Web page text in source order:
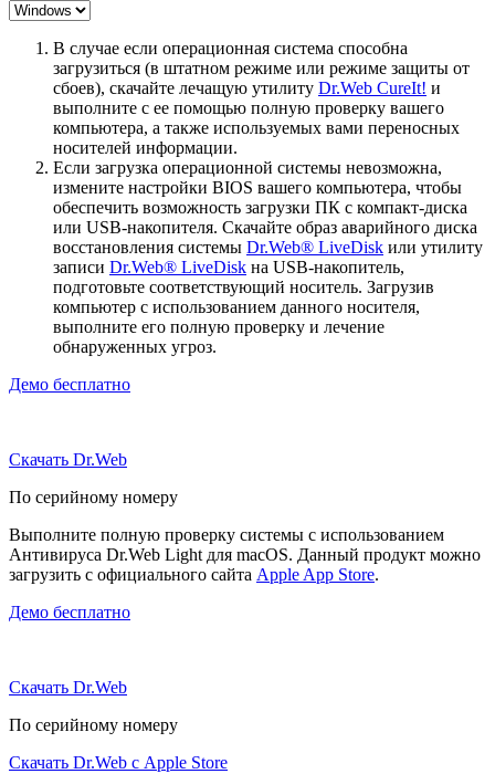
В случае если операционная система способна
загрузиться (в штатном режиме или режиме защиты от
сбоев), скачайте лечащую утилиту Dr.Web CureIt! и
выполните с ее помощью полную проверку вашего
компьютера, а также используемых вами переносных
носителей информации.
Если загрузка операционной системы невозможна,
измените настройки BIOS вашего компьютера, чтобы
обеспечить возможность загрузки ПК с компакт-диска
или USB-накопителя. Скачайте образ аварийного диска
восстановления системы Dr.Web® LiveDisk или утилиту
записи Dr.Web® LiveDisk на USB-накопитель,
подготовьте соответствующий носитель. Загрузив
компьютер с использованием данного носителя,
выполните его полную проверку и лечение
обнаруженных угроз.
Демо бесплатно
Скачать Dr.Web
По серийному номеру
Выполните полную проверку системы с использованием
Антивируса Dr.Web Light для macOS. Данный продукт можно
загрузить с официального сайта Apple App Store.
Демо бесплатно
Скачать Dr.Web
По серийному номеру
Скачать Dr.Web с Apple Store